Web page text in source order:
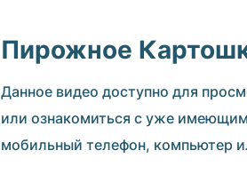
Пирожное
Данное видео доступно для
или ознакомиться с уже
мобильный телефон, компьютер